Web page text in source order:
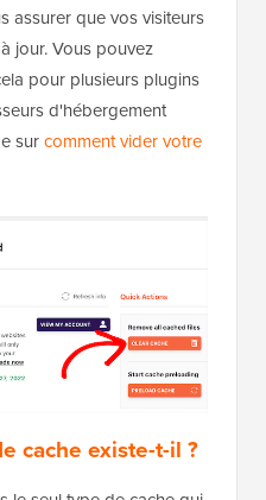
assurer que vos visiteurs
jour. Vous pouvez
pour plusieurs plugins
d'hébergement
surcomment vider votre
cache existe-t-il ?